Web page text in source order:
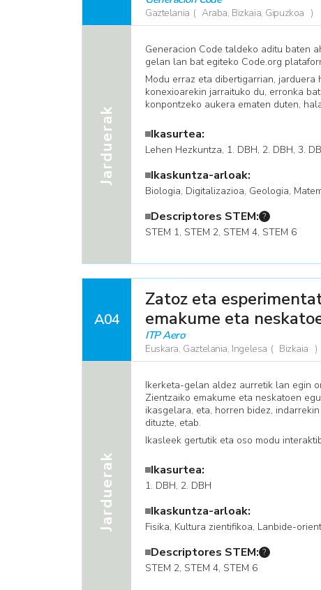
Gaztelania Araba, Bizkaia, Gipuzkoa
Jarduerak
Generacion Code taldeko aditu baten
gelan lan bat egiteko Code.org
Modu erraz eta dibertigarrian,
konexioarekin jarraituko du, erronka
konpontzeko aukera ematen duten,
Ikasurtea:
Lehen Hezkuntza, 1. DBH, ​2. DBH, 3.
Ikaskuntza-arloak:
Biologia, Digitalizazioa, Geologia,
Descriptores STEM: ?
​STEM 1, STEM 2, STEM 4, STEM 6
A04
Zatoz eta
emakume eta
ITP Aero
Euskara, Gaztelania, Ingelesa Bizkaia
Jarduerak
Ikerketa-gelan aldez aurretik lan egin
Zientzaiko emakume eta neskatoen
ikasgelara, eta, horren bidez,
dituzte, etab.
Ikasleek gertutik eta oso modu
Ikasurtea:
1. DBH, ​2. DBH
Ikaskuntza-arloak:
Fisika, Kultura zientifikoa, Lanbide-
Descriptores STEM: ?
STEM 2, STEM 4, STEM 6